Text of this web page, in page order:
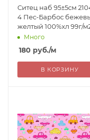
Ситец наб 95±5см
4 Пес-Барбос
желтый 100%хл 99г/
ГОСТ РОССИЯ 180=
Много
180 руб./м
В КОРЗИНУ